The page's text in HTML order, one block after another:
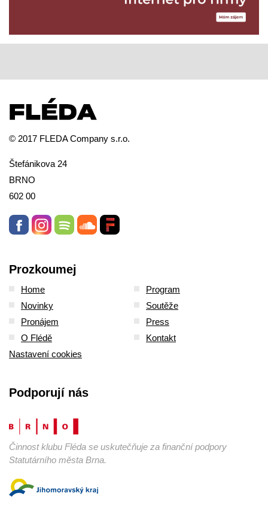
© 2017 FLEDA Company s.r.o.
Štefánikova 24
BRNO
602 00
Prozkoumej
Home
Program
Novinky
Soutěže
Pronájem
Press
O Flédě
Kontakt
Nastavení cookies
Podporují nás
Činnost klubu Fléda se uskutečňuje za finanční podpory
Statutárního města Brna.